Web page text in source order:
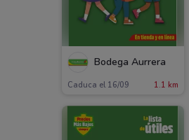
Bodega Aurrera
Caduca el 16/09 1.1 km